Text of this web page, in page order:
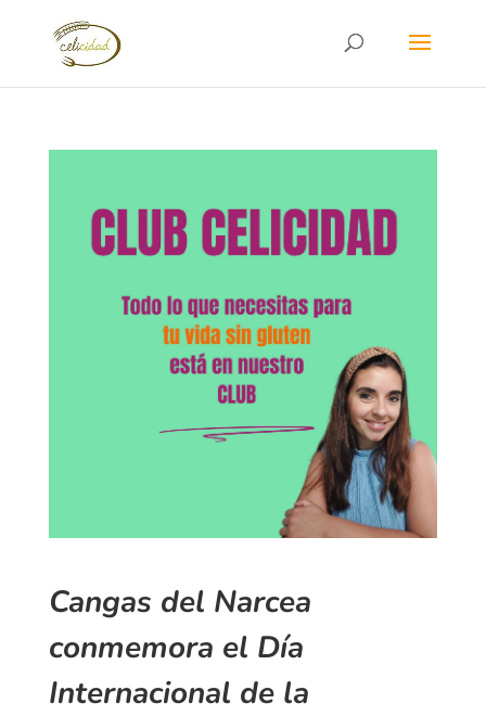
Cangas del Narcea
conmemora el Día
Internacional de la